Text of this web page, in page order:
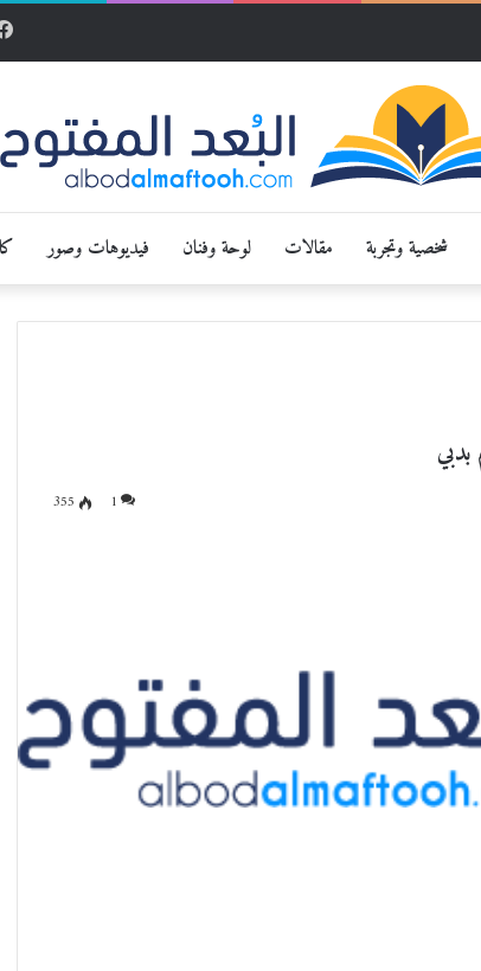
شخصية وتجربة مقالات لوحة وفنان فيديوهات وصور
1
355